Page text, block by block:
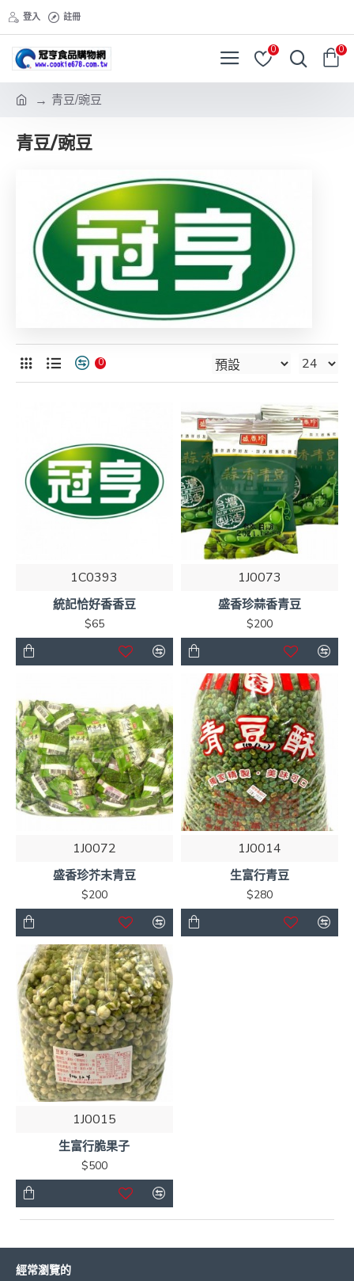
登入 註冊
0 0
青豆/豌豆
青豆/豌豆
0
1C0393
統記恰好香香豆
$65
1J0073
盛香珍蒜香青豆
$200
1J0072
盛香珍芥末青豆
$200
1J0014
生富行青豆
$280
1J0015
生富行脆果子
$500
經常瀏覽的